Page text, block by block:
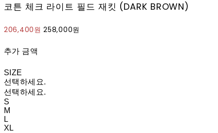
코튼 체크 라이트 필드 재킷 (DARK BROWN)
206,400원258,000원
추가 금액
SIZE
선택하세요.
선택하세요.
S
M
L
XL